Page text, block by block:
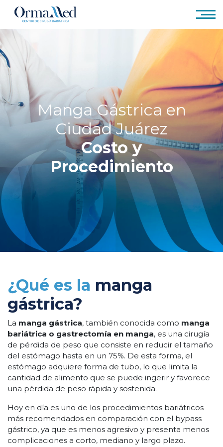
Manga Gástrica en
Ciudad Juárez
Costo y
Procedimiento
¿Qué es la manga
gástrica?
La manga gástrica, también conocida como manga
bariátrica o gastrectomía en manga, es una cirugía
de pérdida de peso que consiste en reducir el tamaño
del estómago hasta en un 75%. De esta forma, el
estómago adquiere forma de tubo, lo que limita la
cantidad de alimento que se puede ingerir y favorece
una pérdida de peso rápida y sostenida.
Hoy en día es uno de los procedimientos bariátricos
más recomendados en comparación con el bypass
gástrico, ya que es menos agresivo y presenta menos
complicaciones a corto, mediano y largo plazo.